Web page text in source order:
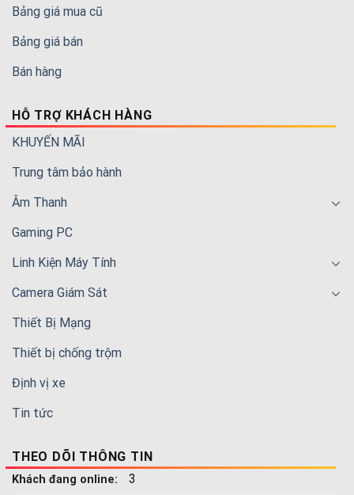
Bảng giá mua cũ
Bảng giá bán
Bán hàng
HỖ TRỢ KHÁCH HÀNG
KHUYẾN MÃI
Trung tâm bảo hành
Âm Thanh
Gaming PC
Linh Kiện Máy Tính
Camera Giám Sát
Thiết Bị Mạng
Thiết bị chống trộm
Định vị xe
Tin tức
THEO DÕI THÔNG TIN
Khách đang online: 3